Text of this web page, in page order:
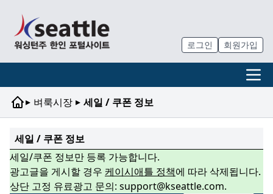
로그인 회원가입
▸ 벼룩시장 ▸ 세일 / 쿠폰 정보
세일 / 쿠폰 정보
세일/쿠폰 정보만 등록 가능합니다.
광고글을 게시할 경우 케이시애틀 정책에 따라 삭제됩니다.
상단 고정 유료광고 문의: support@kseattle.com.